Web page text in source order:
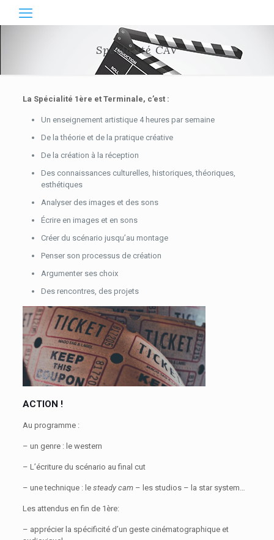
Spécialité CAV
La Spécialité 1ère et Terminale, c’est :
Un enseignement artistique 4 heures par semaine
De la théorie et de la pratique créative
De la création à la réception
Des connaissances culturelles, historiques, théoriques,
esthétiques
Analyser des images et des sons
Écrire en images et en sons
Créer du scénario jusqu’au montage
Penser son processus de création
Argumenter ses choix
Des rencontres, des projets
ACTION !
Au programme :
– un genre : le western
– L’écriture du scénario au final cut
– une technique : le steady cam– les studios – la star system…
Les attendus en fin de 1ère:
– apprécier la spécificité d’un geste cinématographique et